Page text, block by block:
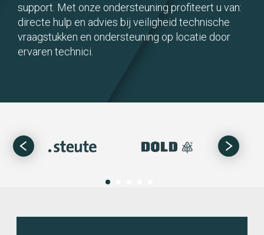
support. Met onze ondersteuning profiteert u van:
directe hulp en advies bij veiligheid technische
vraagstukken en ondersteuning op locatie door
ervaren technici.